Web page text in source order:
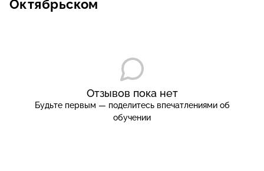
Октябрьском
Отзывов пока нет
Будьте первым — поделитесь впечатлениями об
обучении